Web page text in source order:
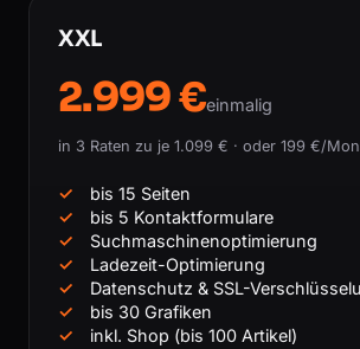
XXL
2.999 €einmalig
in 3 Raten zu je 1.099 € · oder 199 €/
bis 15 Seiten
bis 5 Kontaktformulare
Suchmaschinenoptimierung
Ladezeit-Optimierung
Datenschutz & SSL-
bis 30 Grafiken
inkl. Shop (bis 100 Artikel)